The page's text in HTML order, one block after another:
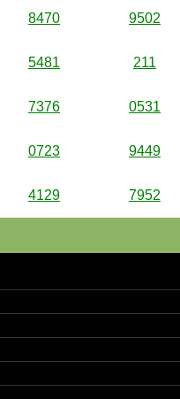
8470 9502
5481 211
7376 0531
0723 9449
4129 7952